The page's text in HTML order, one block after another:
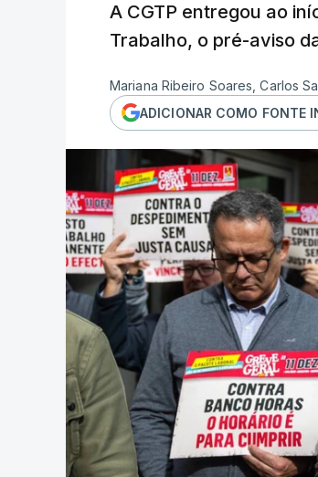
A CGTP entregou ao
Trabalho, o pré-aviso
Mariana Ribeiro Soares, Carlos
ADICIONAR COMO FONTE